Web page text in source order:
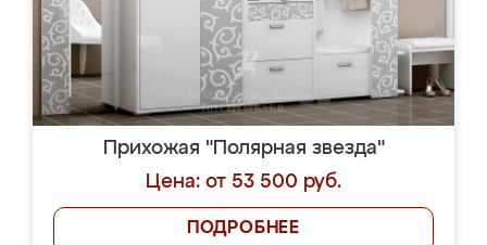
Прихожая "Полярная звезда"
Цена: от 53 500 руб.
ПОДРОБНЕЕ